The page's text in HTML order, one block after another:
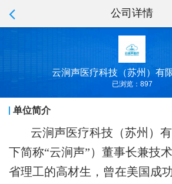
公司详情
云涧声医疗科技（苏州）有
已浏览：897
单位简介
云涧声医疗科技（苏州）
下简称“云涧声”）董事长兼技
省理工的高材生，曾在美国成